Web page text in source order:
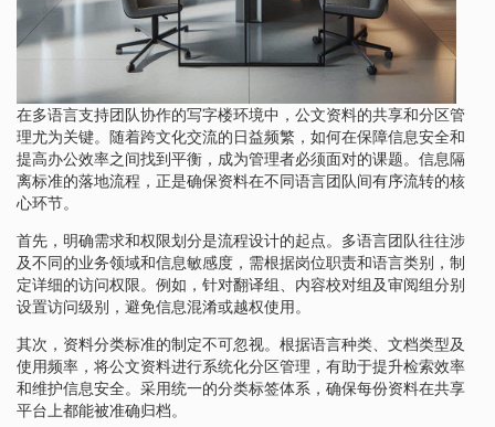
在多语言支持团队协作的写字楼环境中，公文资料的共享和分区管
理尤为关键。随着跨文化交流的日益频繁，如何在保障信息安全和
提高办公效率之间找到平衡，成为管理者必须面对的课题。信息隔
离标准的落地流程，正是确保资料在不同语言团队间有序流转的核
心环节。
首先，明确需求和权限划分是流程设计的起点。多语言团队往往涉
及不同的业务领域和信息敏感度，需根据岗位职责和语言类别，制
定详细的访问权限。例如，针对翻译组、内容校对组及审阅组分别
设置访问级别，避免信息混淆或越权使用。
其次，资料分类标准的制定不可忽视。根据语言种类、文档类型及
使用频率，将公文资料进行系统化分区管理，有助于提升检索效率
和维护信息安全。采用统一的分类标签体系，确保每份资料在共享
平台上都能被准确归档。